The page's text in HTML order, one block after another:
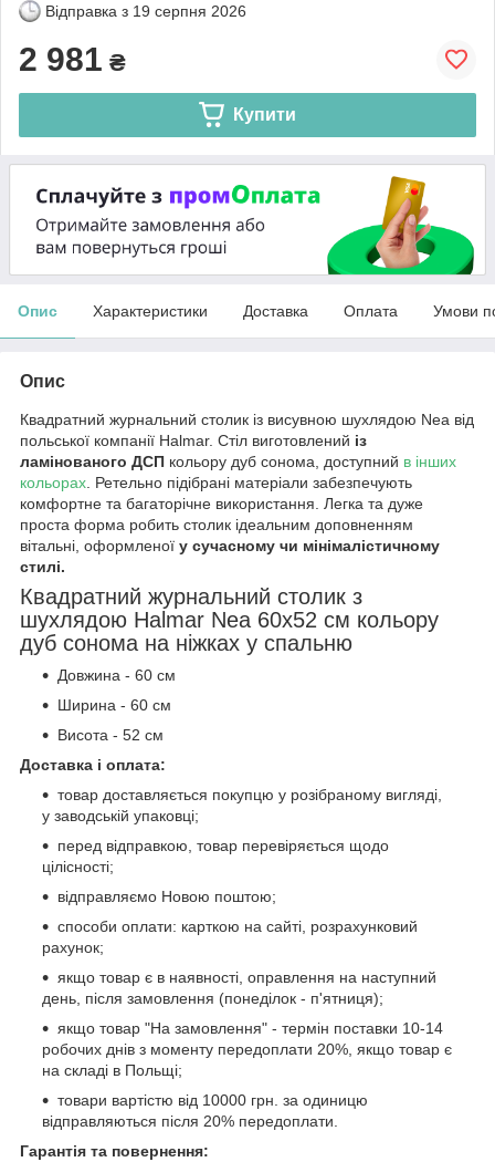
Відправка з 19 серпня 2026
2 981 ₴
Купити
Опис Характеристики Доставка Оплата Умови
Опис
Квадратний журнальний столик із висувною шухлядою Nea від
польської компанії Halmar. Стіл виготовлений із
ламінованого ДСП кольору дуб сонома, доступний в інших
кольорах. Ретельно підібрані матеріали забезпечують
комфортне та багаторічне використання. Легка та дуже
проста форма робить столик ідеальним доповненням
вітальні, оформленої у сучасному чи мінімалістичному
стилі.
Квадратний журнальний столик з
шухлядою Halmar Nea 60х52 см кольору
дуб сонома на ніжках у спальню
Довжина - 60 см
Ширина - 60 см
Висота - 52 см
Доставка і оплата:
товар доставляється покупцю у розібраному вигляді,
у заводській упаковці;
перед відправкою, товар перевіряється щодо
цілісності;
відправляємо Новою поштою;
способи оплати: карткою на сайті, розрахунковий
рахунок;
якщо товар є в наявності, оправлення на наступний
день, після замовлення (понеділок - п'ятниця);
якщо товар "На замовлення" - термін поставки 10-14
робочих днів з моменту передоплати 20%, якщо товар є
на складі в Польщі;
товари вартістю від 10000 грн. за одиницю
відправляються після 20% передоплати.
Гарантія та повернення: